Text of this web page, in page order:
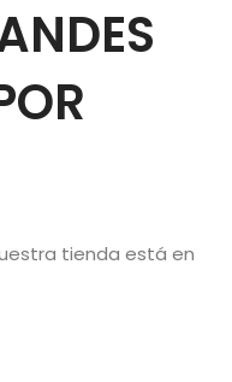
tienda está en